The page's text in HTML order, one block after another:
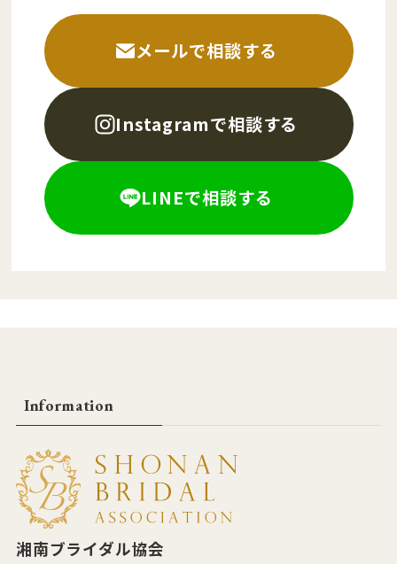
メールで相談する
Instagramで相談する
LINEで相談する
Information
湘南ブライダル協会